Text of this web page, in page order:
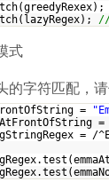
式
字符匹配，请
=
=
= /